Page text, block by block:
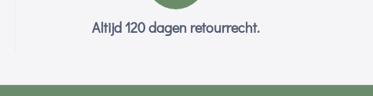
Altijd 120 dagen retourrecht.